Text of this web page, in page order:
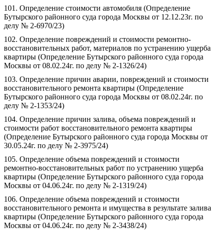
101. Определение стоимости автомобиля (Определение
Бутырского районного суда города Москвы от 12.12.23г. по
делу № 2-6970/23)
102. Определение повреждений и стоимости ремонтно-
восстановительных работ, материалов по устранению ущерба
квартиры (Определение Бутырского районного суда города
Москвы от 08.02.24г. по делу № 2-1326/24)
103. Определение причин аварии, повреждений и стоимости
восстановительного ремонта квартиры (Определение
Бутырского районного суда города Москвы от 08.02.24г. по
делу № 2-1353/24)
104. Определение причин залива, объема повреждений и
стоимости работ восстановительного ремонта квартиры
(Определение Бутырского районного суда города Москвы от
30.05.24г. по делу № 2-3975/24)
105. Определение объема повреждений и стоимости
ремонтно-восстановительных работ по устранению ущерба
квартиры (Определение Бутырского районного суда города
Москвы от 04.06.24г. по делу № 2-1319/24)
106. Определение объема повреждений и стоимости
восстановительного ремонта и имущества в результате залива
квартиры (Определение Бутырского районного суда города
Москвы от 04.06.24г. по делу № 2-3438/24)